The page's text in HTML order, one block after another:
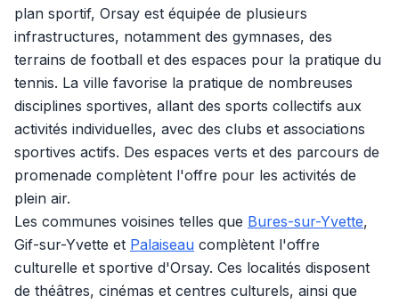
plan sportif, Orsay est équipée de plusieurs
infrastructures, notamment des gymnases, des
terrains de football et des espaces pour la pratique du
tennis. La ville favorise la pratique de nombreuses
disciplines sportives, allant des sports collectifs aux
activités individuelles, avec des clubs et associations
sportives actifs. Des espaces verts et des parcours de
promenade complètent l'offre pour les activités de
plein air.
Les communes voisines telles que Bures-sur-Yvette,
Gif-sur-Yvette et Palaiseau complètent l'offre
culturelle et sportive d'Orsay. Ces localités disposent
de théâtres, cinémas et centres culturels, ainsi que